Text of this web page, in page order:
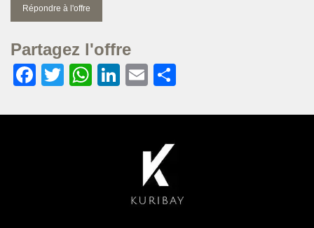
Répondre à l'offre
Partagez l'offre
Facebook
TwitterWhatsApp
LinkedIn
Email